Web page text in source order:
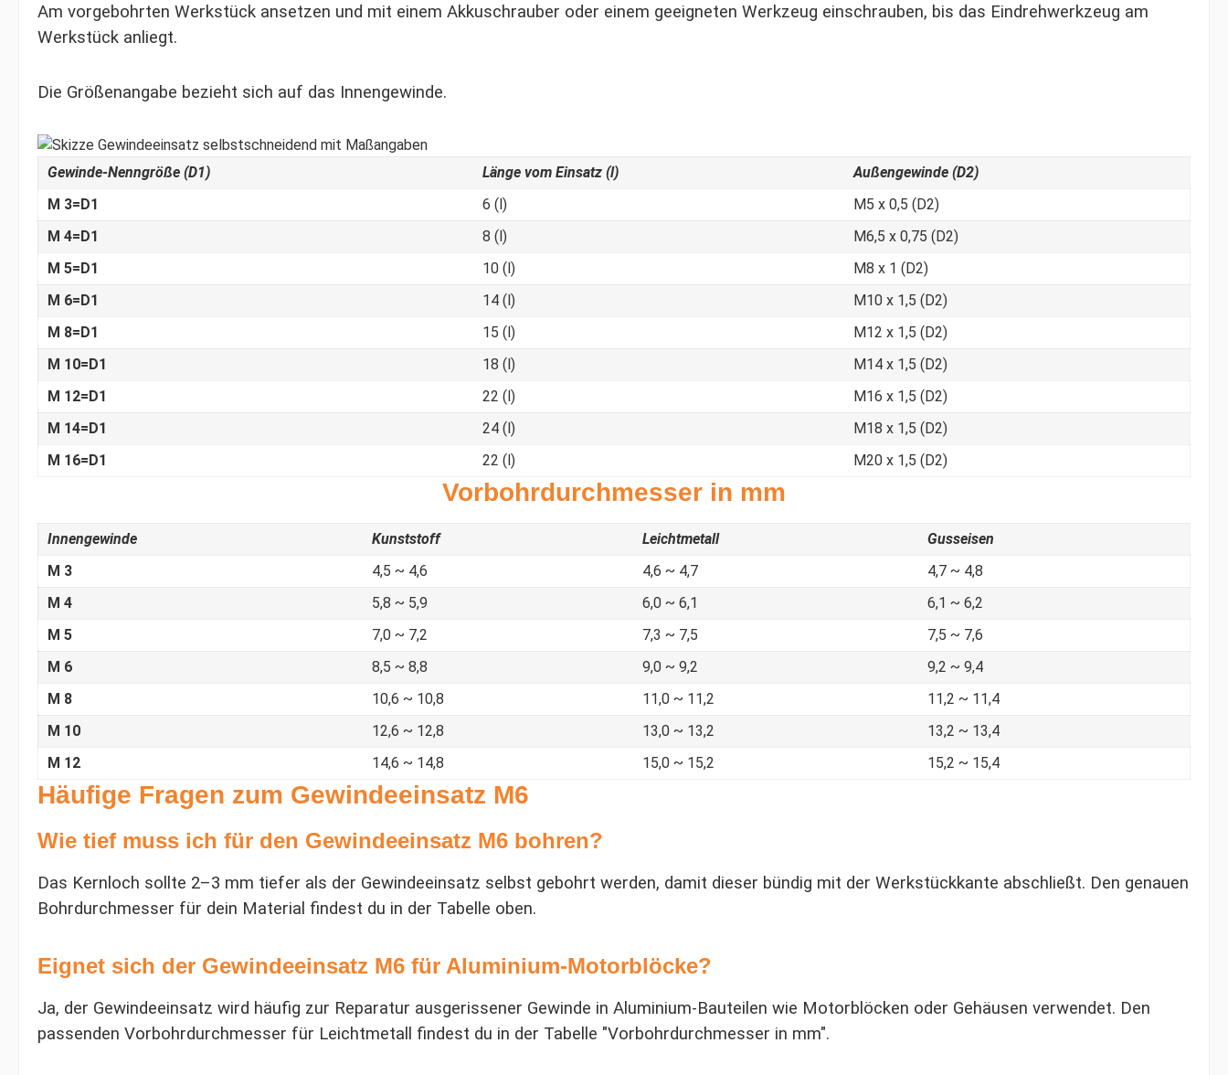
Am vorgebohrten Werkstück ansetzen und mit einem Akkuschrauber oder einem geeigneten Werkzeug einschrauben, bis das Eindrehwerkzeug am
Werkstück anliegt.
Die Größenangabe bezieht sich auf das Innengewinde.
Gewinde-Nenngröße (D1) Länge vom Einsatz (l)
Außengewinde (D2)
M 3=D1
6 (l)
M5 x 0,5 (D2)
M 4=D1
8 (l)
M6,5 x 0,75 (D2)
M 5=D1
10 (l)
M8 x 1 (D2)
M 6=D1
14 (l)
M10 x 1,5 (D2)
M 8=D1
15 (l)
M12 x 1,5 (D2)
M 10=D1
18 (l)
M14 x 1,5 (D2)
M 12=D1
22 (l)
M16 x 1,5 (D2)
M 14=D1
24 (l)
M18 x 1,5 (D2)
M 16=D1
22 (l) M20 x 1,5 (D2)
Vorbohrdurchmesser in mm
Innengewinde Kunststoff Leichtmetall
Gusseisen
M 3
4,5 ~ 4,6 4,6 ~ 4,7
4,7 ~ 4,8
M 4
5,8 ~ 5,9 6,0 ~ 6,1
6,1 ~ 6,2
M 5
7,0 ~ 7,2 7,3 ~ 7,5
7,5 ~ 7,6
M 6
8,5 ~ 8,8 9,0 ~ 9,2
9,2 ~ 9,4
M 8
10,6 ~ 10,8 11,0 ~ 11,2
11,2 ~ 11,4
M 10
12,6 ~ 12,8 13,0 ~ 13,2
13,2 ~ 13,4
M 12
14,6 ~ 14,8 15,0 ~ 15,2 15,2 ~ 15,4
Häufige Fragen zum Gewindeeinsatz M6
Wie tief muss ich für den Gewindeeinsatz M6 bohren?
Das Kernloch sollte 2–3 mm tiefer als der Gewindeeinsatz selbst gebohrt werden, damit dieser bündig mit der Werkstückkante abschließt. Den genauen
Bohrdurchmesser für dein Material findest du in der Tabelle oben.
Eignet sich der Gewindeeinsatz M6 für Aluminium-Motorblöcke?
Ja, der Gewindeeinsatz wird häufig zur Reparatur ausgerissener Gewinde in Aluminium-Bauteilen wie Motorblöcken oder Gehäusen verwendet. Den
passenden Vorbohrdurchmesser für Leichtmetall findest du in der Tabelle "Vorbohrdurchmesser in mm".